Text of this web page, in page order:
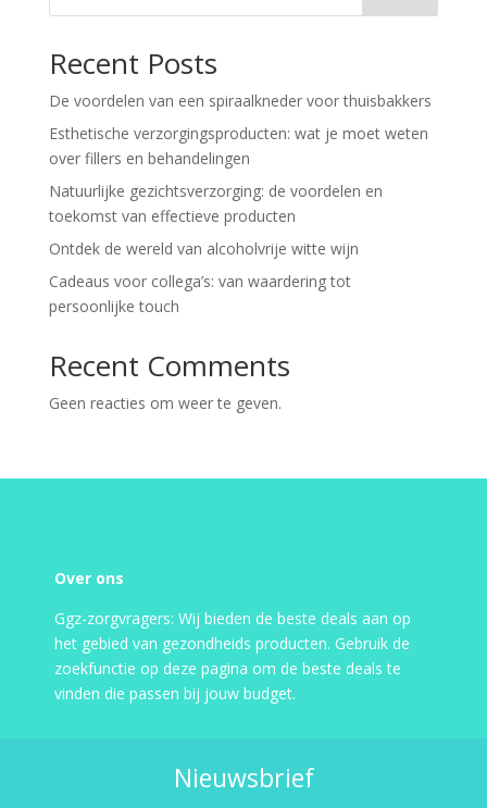
Recent Posts
De voordelen van een spiraalkneder voor thuisbakkers
Esthetische verzorgingsproducten: wat je moet weten
over fillers en behandelingen
Natuurlijke gezichtsverzorging: de voordelen en
toekomst van effectieve producten
Ontdek de wereld van alcoholvrije witte wijn
Cadeaus voor collega’s: van waardering tot
persoonlijke touch
Recent Comments
Geen reacties om weer te geven.
Over ons
Ggz-zorgvragers: Wij bieden de beste deals aan op
het gebied van gezondheids producten. Gebruik de
zoekfunctie op deze pagina om de beste deals te
vinden die passen bij jouw budget.
Nieuwsbrief